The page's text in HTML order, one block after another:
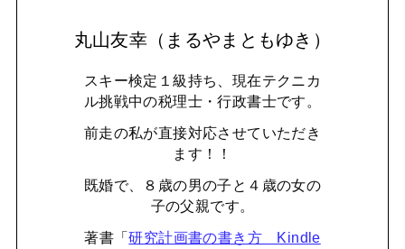
丸山友幸（まるやまともゆき）
スキー検定１級持ち、現在テクニカ
ル挑戦中の税理士・行政書士です。
前走の私が直接対応させていただき
ます！！
既婚で、８歳の男の子と４歳の女の
子の父親です。
著書「研究計画書の書き方 Kindle